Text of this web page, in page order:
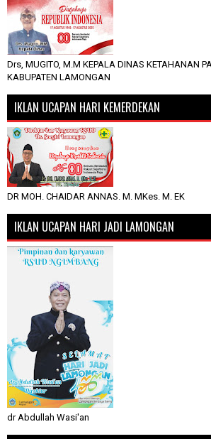
Drs, MUGITO, M.M KEPALA DINAS KETAHANAN
KABUPATEN LAMONGAN
IKLAN UCAPAN HARI KEMERDEKAN
DR MOH. CHAIDAR ANNAS. M. MKes. M. EK
IKLAN UCAPAN HARI JADI LAMONGAN
dr Abdullah Wasi'an